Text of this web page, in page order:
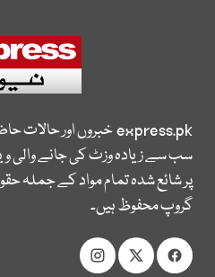
express.pkخبروں اور حالات
سب سے زیادہ وزٹ کی جانے
پر شائع شدہ تمام مواد کے جملہ
گروپ محفوظ ہیں۔